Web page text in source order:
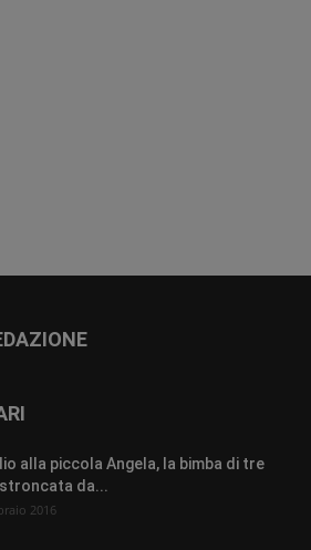
alla piccola Angela, la bimba di tre
da...
2016